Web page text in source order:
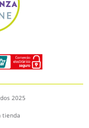
2025
tienda